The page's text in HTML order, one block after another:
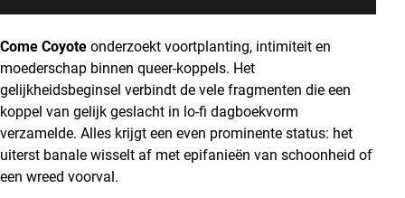
Come Coyote onderzoekt voortplanting, intimiteit en
moederschap binnen queer-koppels. Het
gelijkheidsbeginsel verbindt de vele fragmenten die een
koppel van gelijk geslacht in lo-fi dagboekvorm
verzamelde. Alles krijgt een even prominente status: het
uiterst banale wisselt af met epifanieën van schoonheid of
een wreed voorval.